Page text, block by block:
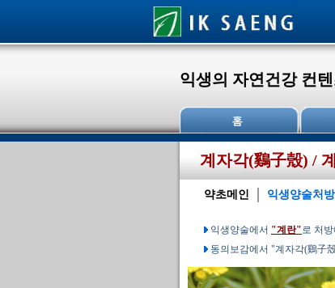
익생의 자연건강 컨
계자각(鷄子殼) /
약초메인 익생양술처방
익생양술에서 "계란"로 처
동의보감에서 "계자각(鷄子